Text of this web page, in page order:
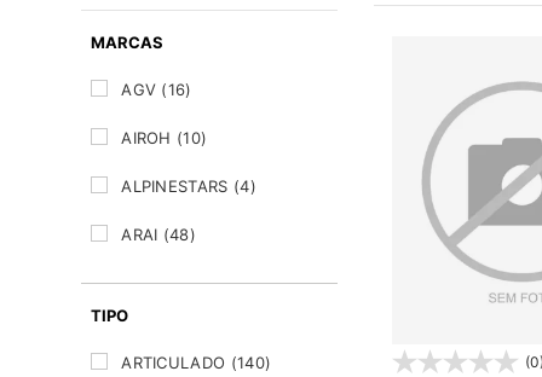
TIPO
ARTICULADO (140)
MARCAS
AGV (16)
AIROH (10)
ALPINESTARS (4)
ARAI (48)
AXXIS(23)
(0)